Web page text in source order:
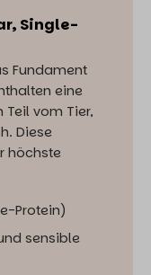
Single-
Fundament
eine
vom Tier,
Diese
höchste
Protein)
sensible